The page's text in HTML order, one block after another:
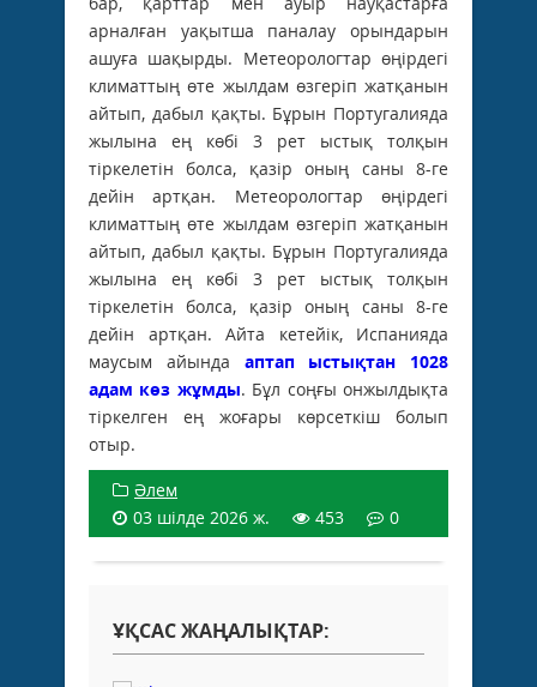
арналған уақытша паналау орындарын
ашуға шақырды. Метеорологтар өңірдегі
климаттың өте жылдам өзгеріп жатқанын
айтып, дабыл қақты. Бұрын Португалияда
жылына ең көбі 3 рет ыстық толқын
тіркелетін болса, қазір оның саны 8-ге
дейін артқан. Метеорологтар өңірдегі
климаттың өте жылдам өзгеріп жатқанын
айтып, дабыл қақты. Бұрын Португалияда
жылына ең көбі 3 рет ыстық толқын
тіркелетін болса, қазір оның саны 8-ге
дейін артқан. Айта кетейік, Испанияда
маусым айында аптап ыстықтан 1028
адам көз жұмды. Бұл соңғы онжылдықта
тіркелген ең жоғары көрсеткіш болып
отыр.
Әлем
03 шілде 2026 ж.
453 0
ҰҚСАС ЖАҢАЛЫҚТАР: